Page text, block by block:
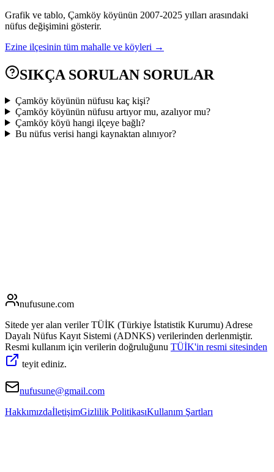
Grafik ve tablo, Çamköy köyünün 2007-2025 yılları arasındaki
nüfus değişimini gösterir.
Ezine ilçesinin tüm mahalle ve köyleri →
SIKÇA SORULAN SORULAR
Çamköy köyünün nüfusu kaç kişi?
Çamköy köyünün nüfusu artıyor mu, azalıyor mu?
Çamköy köyü hangi ilçeye bağlı?
Bu nüfus verisi hangi kaynaktan alınıyor?
nufusune.com
Sitede yer alan veriler TÜİK (Türkiye İstatistik Kurumu) Adrese
Dayalı Nüfus Kayıt Sistemi (ADNKS) verilerinden derlenmiştir.
Resmi kullanım için verilerin doğruluğunu TÜİK'in resmi sitesinden
teyit ediniz.
nufusune@gmail.com
HakkımızdaİletişimGizlilik PolitikasıKullanım Şartları